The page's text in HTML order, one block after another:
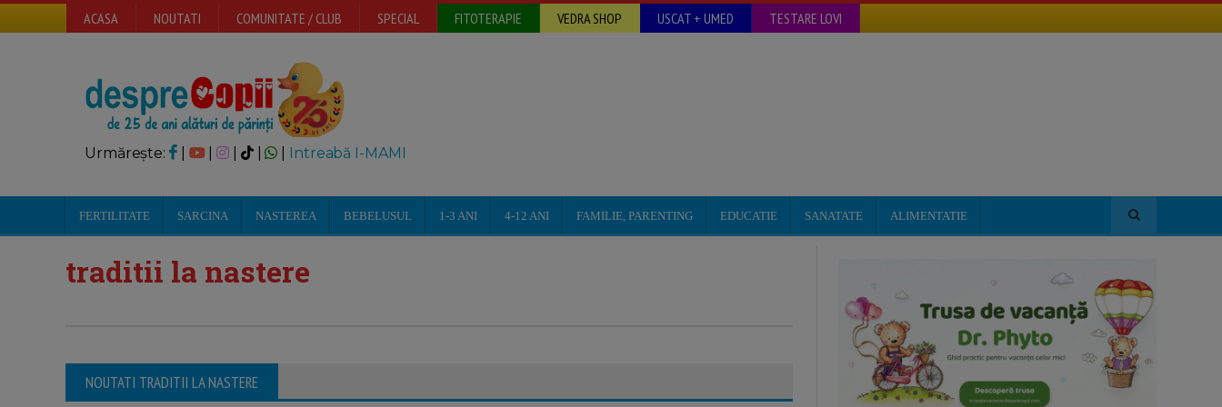
ACASA NOUTATI COMUNITATE / CLUB SPECIAL FITOTERAPIE VEDRA SHOP USCAT + UMED TESTARE LOVI
Urmărește: | | Intreabă I-MAMI
FERTILITATE SARCINA NASTEREA BEBELUSUL 1-3 ANI 4-12 ANI FAMILIE, PARENTING EDUCATIE SANATATE ALIMENTATIE
traditii la nastere
NOUTATI TRADITII LA NASTERE